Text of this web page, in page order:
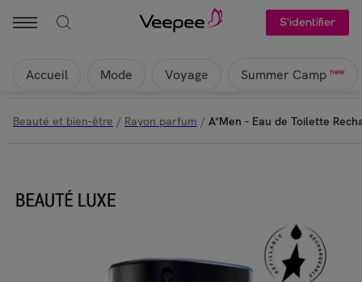
S'identifier
Accueil Mode Voyage Summer Camp new
Beauté et bien-être / Rayon parfum / A*Men - Eau de Toilette
MUGLER - A*Men - Eau de Toilette Rechargeable | Veepee